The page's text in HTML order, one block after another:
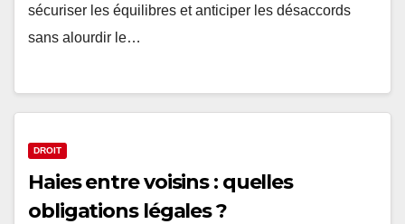
sécuriser les équilibres et anticiper les désaccords
sans alourdir le…
DROIT
Haies entre voisins : quelles
obligations légales ?